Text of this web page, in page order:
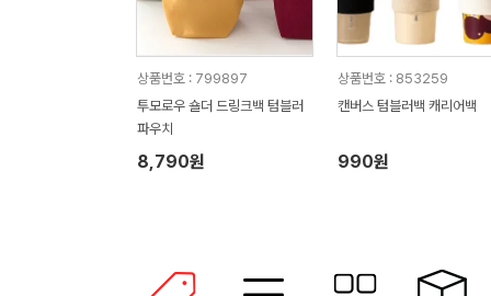
상품번호 : 799897
투모로우 숄더 드링크백 텀블러
파우치
8,790원
상품번호 : 853259
캔버스 텀블러백 캐리어백
990원